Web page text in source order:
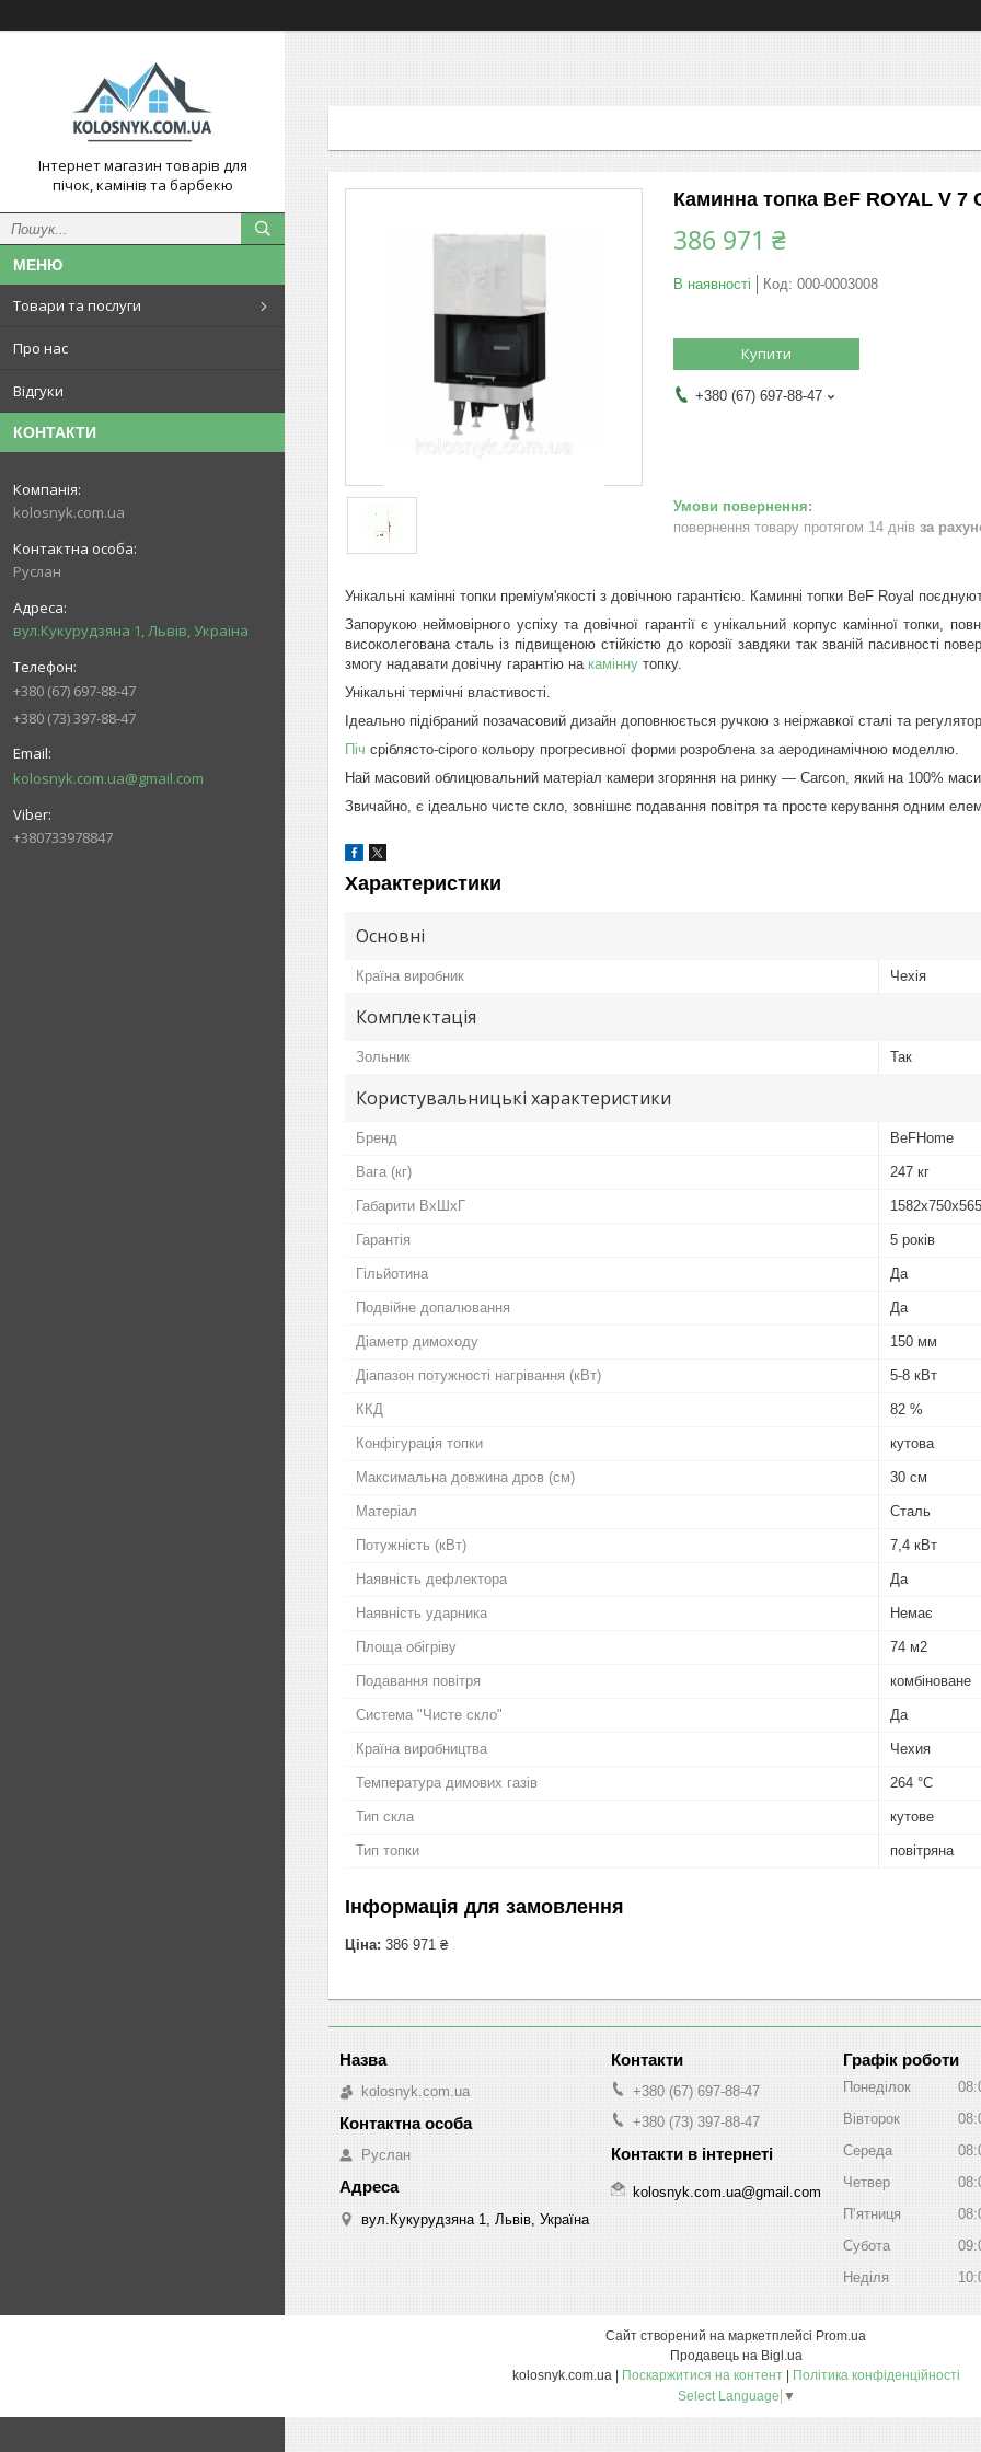
Інтернет магазин товарів для
пічок, камінів та барбекю
Товари та послуги
Про нас
Відгуки
КОНТАКТИ
kolosnyk.com.ua
Руслан
вул.Кукурудзяна 1, Львів, Україна
+380 (67) 697-88-47
+380 (73) 397-88-47
kolosnyk.com.ua@gmail.com
+380733978847
Каминна топка BeF ROYAL V 7
386 971 ₴
В наявності Код: 000-0003008
Купити
+380 (67) 697-88-47
повернення товару протягом 14 днів за
Унікальні камінні топки преміум'якості з довічною гарантією. Каминні топки BeF Royal
Запорукою неймовірного успіху та довічної гарантії є унікальний корпус камінної топки,
високолегована сталь із підвищеною стійкістю до корозії завдяки так званій пасивності
змогу надавати довічну гарантію на камінну топку.
Унікальні термічні властивості.
Ідеально підібраний позачасовий дизайн доповнюється ручкою з неіржавкої сталі та
Піч сріблясто-сірого кольору прогресивної форми розроблена за аеродинамічною моделлю.
Най масовий облицювальний матеріал камери згоряння на ринку — Carcon, який на 100%
Звичайно, є ідеально чисте скло, зовнішнє подавання повітря та просте керування одним
Характеристики
Основні
Країна виробник Чехія
Комплектація
Зольник Так
Користувальницькі характеристики
Бренд BeFHome
Вага (кг) 247 кг
Габарити ВхШхГ
Гарантія 5 років
Гільйотина Да
Подвійне допалювання Да
Діаметр димоходу 150 мм
Діапазон потужності нагрівання (кВт) 5-8 кВт
ККД 82 %
Конфігурація топки кутова
Максимальна довжина дров (см) 30 см
Матеріал Сталь
Потужність (кВт) 7,4 кВт
Наявність дефлектора Да
Наявність ударника Немає
Площа обігріву 74 м2
Подавання повітря комбіноване
Система "Чисте скло" Да
Країна виробництва Чехия
Температура димових газів 264 °C
Тип скла кутове
Тип топки повітряна
Інформація для замовлення
Ціна: 386 971 ₴
kolosnyk.com.ua
Руслан
вул.Кукурудзяна 1, Львів, Україна
+380 (67) 697-88-47
+380 (73) 397-88-47
kolosnyk.com.ua@gmail.com
Графік роботи
Понеділок
Вівторок
Середа
Четвер
Пʼятниця
Субота
Неділя
Сайт створений на маркетплейсі Prom.ua
Продавець на Bigl.ua
Поскаржитися на контент
Політика конфіденційності
Select Language ▼